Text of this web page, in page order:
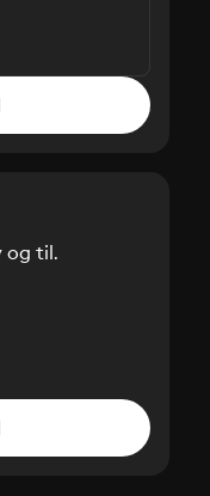
og til.